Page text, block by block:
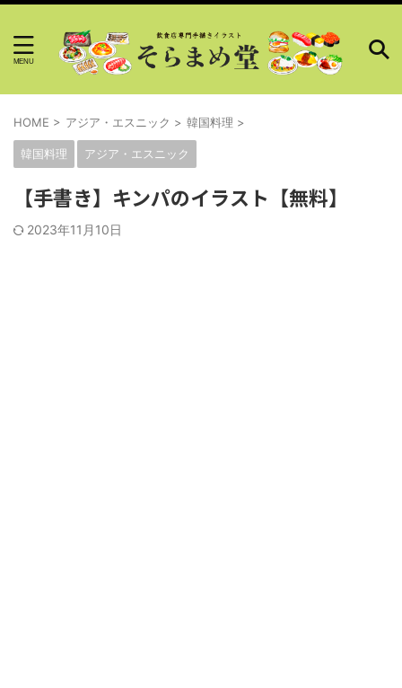
HOME > アジア・エスニック > 韓国料理 >
韓国料理 アジア・エスニック
【手書き】キンパのイラスト【無料】
2023年11月10日